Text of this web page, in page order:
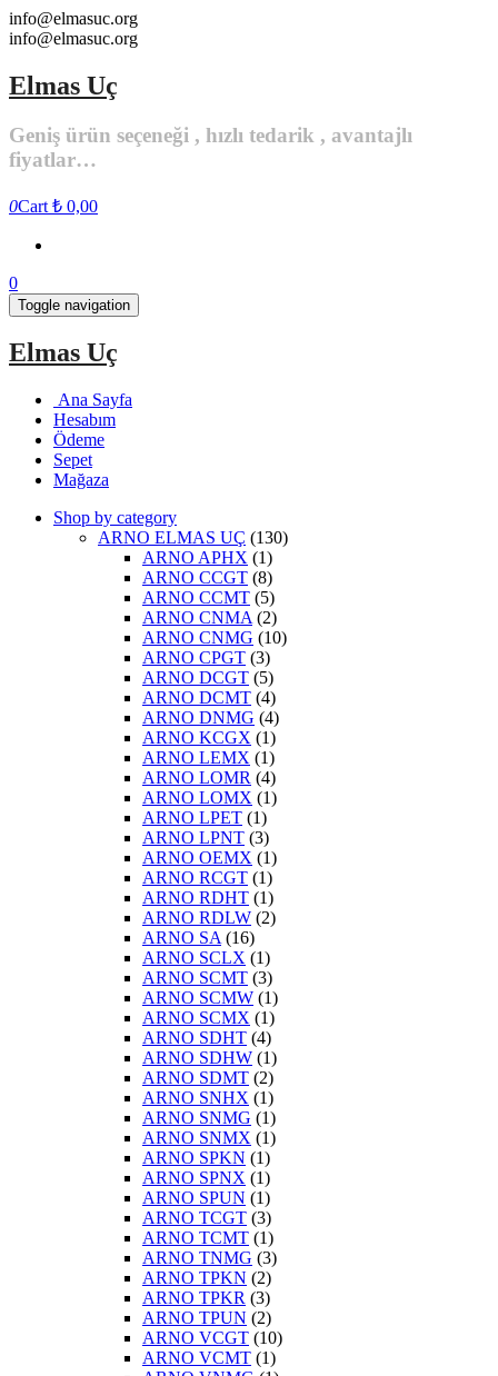
Skip
to
content
info@elmasuc.org
info@elmasuc.org
Elmas Uç
Geniş ürün seçeneği , hızlı tedarik , avantajlı
fiyatlar…
0Cart ₺ 0,00
0
Toggle navigation
Elmas Uç
Ana Sayfa
Hesabım
Ödeme
Sepet
Mağaza
Shop by category
ARNO ELMAS UÇ (130)
ARNO APHX (1)
ARNO CCGT (8)
ARNO CCMT (5)
ARNO CNMA (2)
ARNO CNMG (10)
ARNO CPGT (3)
ARNO DCGT (5)
ARNO DCMT (4)
ARNO DNMG (4)
ARNO KCGX (1)
ARNO LEMX (1)
ARNO LOMR (4)
ARNO LOMX (1)
ARNO LPET (1)
ARNO LPNT (3)
ARNO OEMX (1)
ARNO RCGT (1)
ARNO RDHT (1)
ARNO RDLW (2)
ARNO SA (16)
ARNO SCLX (1)
ARNO SCMT (3)
ARNO SCMW (1)
ARNO SCMX (1)
ARNO SDHT (4)
ARNO SDHW (1)
ARNO SDMT (2)
ARNO SNHX (1)
ARNO SNMG (1)
ARNO SNMX (1)
ARNO SPKN (1)
ARNO SPNX (1)
ARNO SPUN (1)
ARNO TCGT (3)
ARNO TCMT (1)
ARNO TNMG (3)
ARNO TPKN (2)
ARNO TPKR (3)
ARNO TPUN (2)
ARNO VCGT (10)
ARNO VCMT (1)